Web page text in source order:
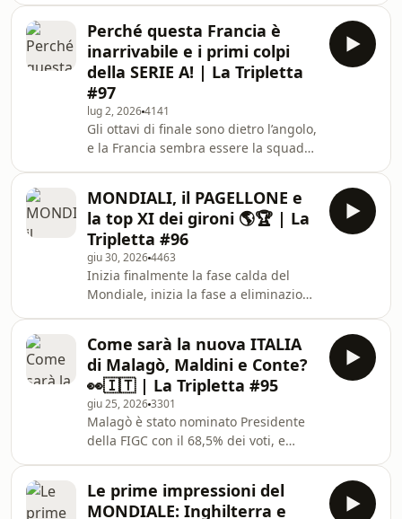
e noi facciamo i nostri pronostici di
tutte le partite analizzando tutte le
squadre e il loro stato di forma. E
valutiamo anche tutti gli assist di
Messi ai mondiali 👀 Fateci sapere la
vostra nei commenti! Con Fabio
Russo, Stefano Agresti, Tommas
Perché questa Francia è
inarrivabile e i primi colpi
della SERIE A! | La Tripletta
#97
lug 2, 20264141
Gli ottavi di finale sono dietro l’angolo,
e la Francia sembra essere la squadra
più forte nella storia dei mondiali? 🤔
parliamo anche delle altre big, le
sorprese e i primi colpi di calcio
mercato: Gonçalo Ramos, Palestra,
Liberali e molti altri. Come al solito
fateci sapere la vostra nei commenti!
Con Gioele Anelli, Luigi
MONDIALI, il PAGELLONE e
la top XI dei gironi 🌎🏆 | La
Tripletta #96
giu 30, 20264463
Inizia finalmente la fase calda del
Mondiale, inizia la fase a eliminazione
hanno strappato il biglietto per i
sedicesimi di finale, oltre che a votare
la top XI dei migliori giocatori dei
gironi. Come sempre, fateci sapere la
vostra nei commenti! Con Fabio
Russo, Nicolas Cariglia, Tommaso
Milanese e Marco Guidi. Learn more
ab
Come sarà la nuova ITALIA
di Malagò, Maldini e Conte?
👀🇮🇹 | La Tripletta #95
giu 25, 20263301
Malagò è stato nominato Presidente
della FIGC con il 68,5% dei voti, e
capo del Club Italia. Conte invece
Le prime impressioni del
MONDIALE: Inghilterra e